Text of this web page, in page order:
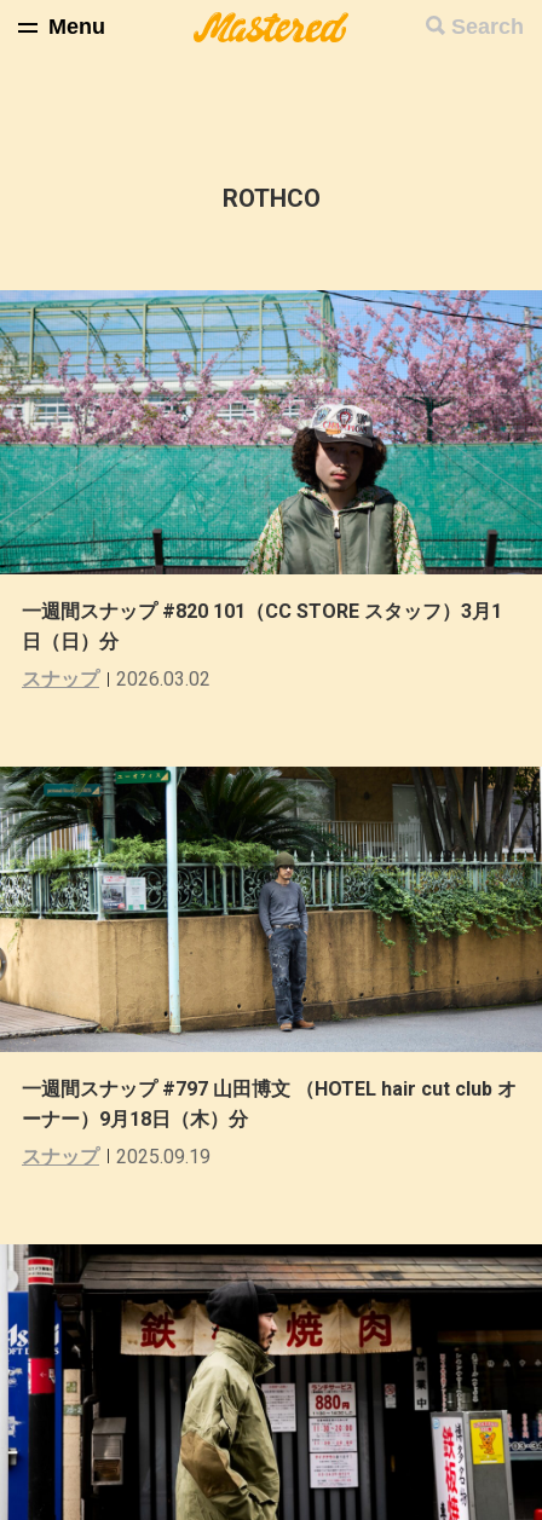
Search
Menu
ROTHCO
一週間スナップ #820 101（CC STORE スタッフ）3月1
日（日）分
スナップ
2026.03.02
一週間スナップ #797 山田博文 （HOTEL hair cut club オ
ーナー）9月18日（木）分
スナップ
2025.09.19